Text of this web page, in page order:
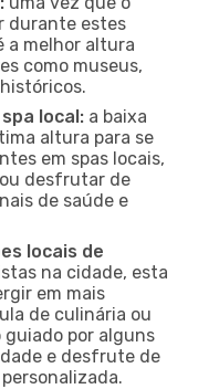
durante estes
a melhor altura
como museus,
local: a baixa
altura para se
em spas locais,
desfrutar de
de saúde e
locais de
na cidade, esta
em mais
de culinária ou
guiado por alguns
e desfrute de